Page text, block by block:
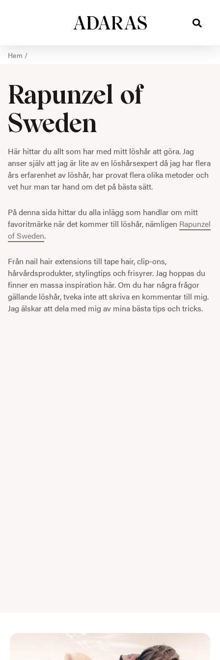
Hem /
Rapunzel of
Sweden
Här hittar du allt som har med mitt löshår att göra. Jag
anser själv att jag är lite av en löshårsexpert då jag har flera
års erfarenhet av löshår, har provat flera olika metoder och
vet hur man tar hand om det på bästa sätt.
På denna sida hittar du alla inlägg som handlar om mitt
favoritmärke när det kommer till löshår, nämligen Rapunzel
of Sweden.
Från nail hair extensions till tape hair, clip-ons,
hårvårdsprodukter, stylingtips och frisyrer. Jag hoppas du
finner en massa inspiration här. Om du har några frågor
gällande löshår, tveka inte att skriva en kommentar till mig.
Jag älskar att dela med mig av mina bästa tips och tricks.